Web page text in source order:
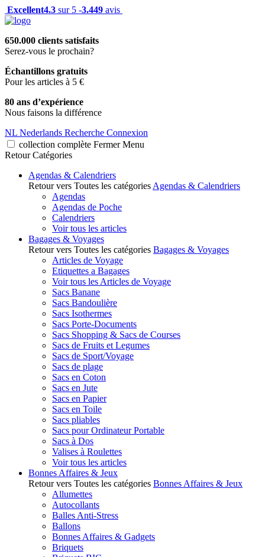
Excellent4.3 sur 5 -3.449 avis
650.000 clients satisfaits
Serez-vous le prochain?
Échantillons gratuits
Pour les articles à 5 €
80 ans d’expérience
Nous faisons la différence
NL Nederlands Recherche Connexion
collection complète Fermer Menu
Retour Catégories
Agendas & Calendriers
Retour vers Toutes les catégories Agendas & Calendriers
Agendas
Agendas de Poche
Calendriers
Voir tous les articles
Bagages & Voyages
Retour vers Toutes les catégories Bagages & Voyages
Articles de Voyage
Etiquettes a Bagages
Voir tous les Articles de Voyage
Sacs Banane
Sacs Bandoulière
Sacs Isothermes
Sacs Porte-Documents
Sacs Shopping & Sacs de Courses
Sacs de Fruits et Legumes
Sacs de Sport/Voyage
Sacs de plage
Sacs en Coton
Sacs en Jute
Sacs en Papier
Sacs en Toile
Sacs pliables
Sacs pour Ordinateur Portable
Sacs à Dos
Valises à Roulettes
Voir tous les articles
Bonnes Affaires & Jeux
Retour vers Toutes les catégories Bonnes Affaires & Jeux
Allumettes
Autocollants
Balles Anti-Stress
Ballons
Bonnes Affaires & Gadgets
Briquets